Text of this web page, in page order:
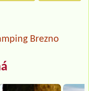
Brezno